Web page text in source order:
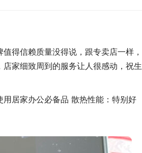
得信赖质量没得说，跟专卖店一样，
家细致周到的服务让人很感动，祝生
居家办公必备品 散热性能：特别好